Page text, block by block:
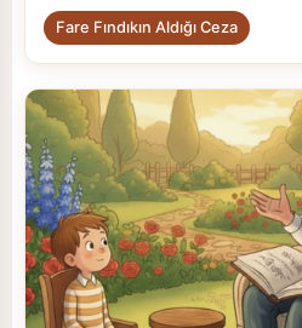
Fare Fındıkın Aldığı Ceza